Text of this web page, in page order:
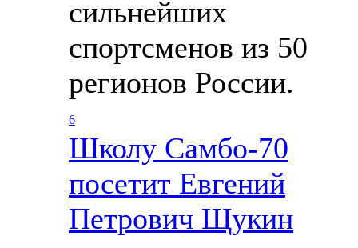
сильнейших
спортсменов из 50
регионов России.
6
Школу Cамбо-70
посетит Евгений
Петрович Щукин